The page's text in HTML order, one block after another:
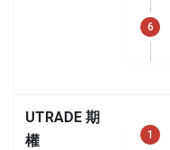
UTRADE 期
權